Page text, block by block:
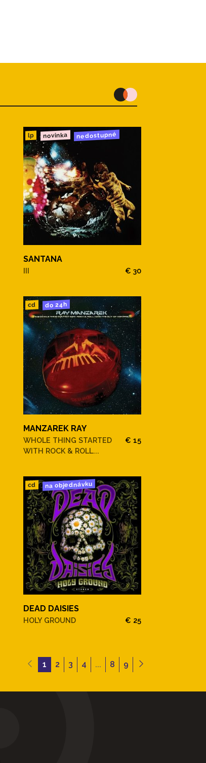
lp novinka nedostupné
SANTANA
III € 30
cd do 24h
MANZAREK RAY
WHOLE THING STARTED
WITH ROCK & ROLL...
€ 15
cd na objednávku
DEAD DAISIES
HOLY GROUND € 25
1 2 3 4 ... 8 9